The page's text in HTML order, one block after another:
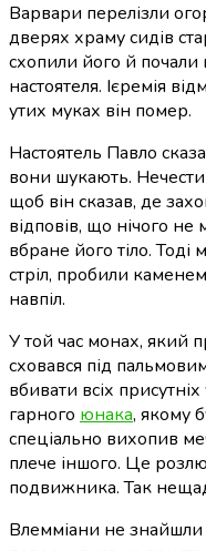
Варвари перелізли
дверях храму сидів
схопили його й почали
настоятеля. Ієремія
утих муках він помер.
Настоятель Павло
вони шукають.
щоб він сказав, де
відповів, що нічого не
вбране його тіло. Тоді
стріл, пробили
навпіл.
У той час монах, який
сховався під
вбивати всіх
гарного юнака, якому
спеціально вихопив
плече іншого. Це
подвижника. Так
Влемміани не знайшли